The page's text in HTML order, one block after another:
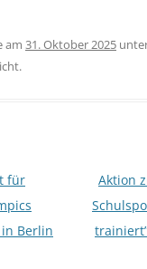
beim
am 31. Oktober 2025
für
Berlin
Aktion